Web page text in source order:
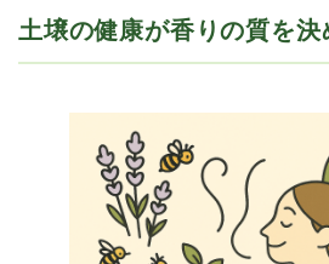
土壌の健康が香りの質を決